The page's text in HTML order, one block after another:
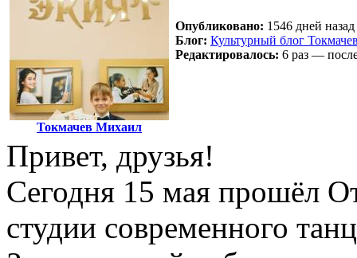
Токмачев Михаил
Опубликовано: 1546 дней
Блог: Культурный блог
Редактировалось: 6 раз —
Привет, друзья!
Сегодня 15 мая прошёл
студии современного